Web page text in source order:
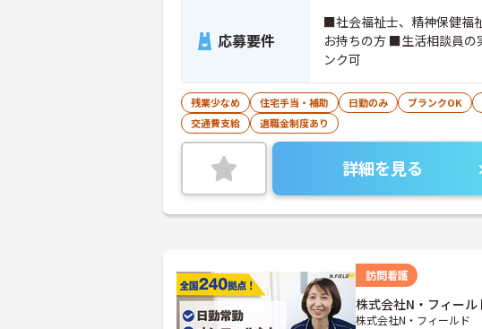
応募要件
■社会福祉士、精神保健福
お持ちの方 ■生活相談員の実務経験
ンク可
残業少なめ 住宅手当・補助 日勤のみ ブランクOK
交通費支給
退職金制度あり
詳細を見る
訪問看護
株式会社N・フィー
株式会社N・フィールド